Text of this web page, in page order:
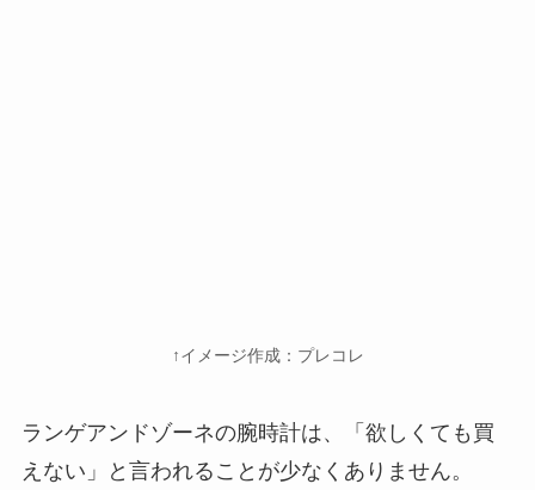
↑イメージ作成：プレコレ
ランゲアンドゾーネの腕時計は、「欲しくても買
えない」と言われることが少なくありません。